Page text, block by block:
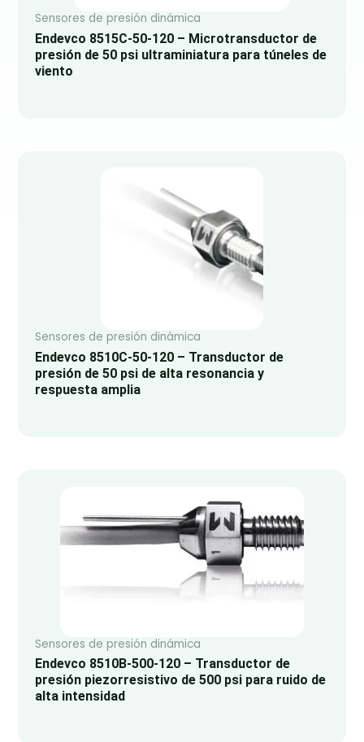
Sensores de presión dinámica
Endevco 8515C-50-120 – Microtransductor de
presión de 50 psi ultraminiatura para túneles de
viento
Sensores de presión dinámica
Endevco 8510C-50-120 – Transductor de
presión de 50 psi de alta resonancia y
respuesta amplia
Sensores de presión dinámica
Endevco 8510B-500-120 – Transductor de
presión piezorresistivo de 500 psi para ruido de
alta intensidad